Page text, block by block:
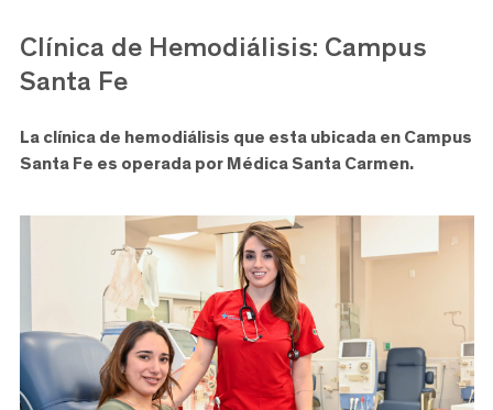
Clínica de Hemodiálisis: Campus
Santa Fe
La clínica de hemodiálisis que esta ubicada en Campus
Santa Fe es operada por Médica Santa Carmen.